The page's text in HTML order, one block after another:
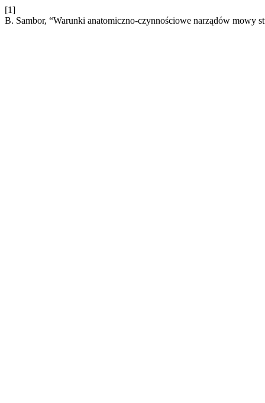
[1]
B. Sambor, “Warunki anatomiczno-czynnościowe narządów mowy